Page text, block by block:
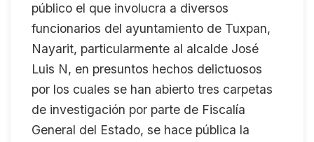
público el que involucra a diversos
funcionarios del ayuntamiento de Tuxpan,
Nayarit, particularmente al alcalde José
Luis N, en presuntos hechos delictuosos
por los cuales se han abierto tres carpetas
de investigación por parte de Fiscalía
General del Estado, se hace pública la